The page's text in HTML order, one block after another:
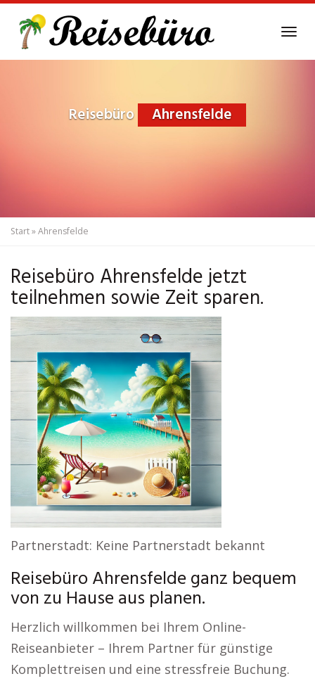
main
Reisebüro Ahrensfelde
Start»Ahrensfelde
Reisebüro Ahrensfelde jetzt
teilnehmen sowie Zeit sparen.
Partnerstadt: Keine Partnerstadt bekannt
Reisebüro Ahrensfelde ganz bequem
von zu Hause aus planen.
Herzlich willkommen bei Ihrem Online-
Reiseanbieter – Ihrem Partner für günstige
Komplettreisen und eine stressfreie Buchung.